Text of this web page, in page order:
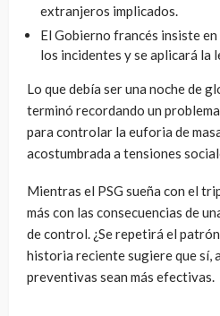
extranjeros implicados.
El Gobierno francés insiste
los incidentes y se aplicará la
Lo que debía ser una noche de
terminó recordando un
para controlar la euforia de
acostumbrada a tensiones
Mientras el PSG sueña con el
más con las consecuencias de
de control. ¿Se repetirá el
historia reciente sugiere que sí,
preventivas sean más efectivas.